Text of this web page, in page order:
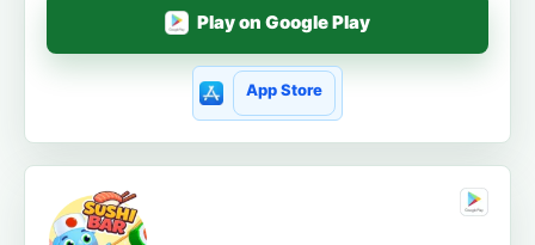
Play on Google Play
App Store